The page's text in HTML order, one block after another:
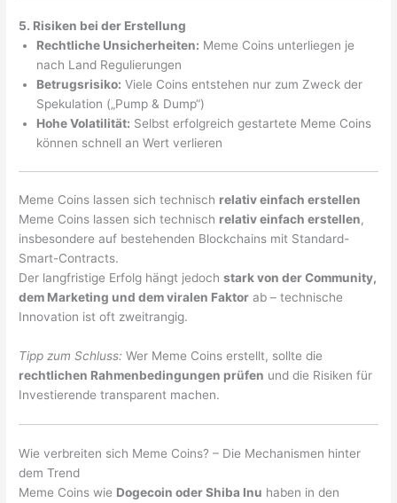
5. Risiken bei der Erstellung
Rechtliche Unsicherheiten: Meme Coins unterliegen je
nach Land Regulierungen
Betrugsrisiko: Viele Coins entstehen nur zum Zweck der
Spekulation („Pump & Dump“)
Hohe Volatilität: Selbst erfolgreich gestartete Meme Coins
können schnell an Wert verlieren
Meme Coins lassen sich technisch relativ einfach erstellen
Meme Coins lassen sich technisch relativ einfach erstellen,
insbesondere auf bestehenden Blockchains mit Standard-
Smart-Contracts.
Der langfristige Erfolg hängt jedochstark von der Community,
dem Marketing und dem viralen Faktor ab – technische
Innovation ist oft zweitrangig.
Tipp zum Schluss: Wer Meme Coins erstellt, sollte die
rechtlichen Rahmenbedingungen prüfen und die Risiken für
Investierende transparent machen.
Wie verbreiten sich Meme Coins? – Die Mechanismen hinter
dem Trend
Meme Coins wie Dogecoin oder Shiba Inu haben in den